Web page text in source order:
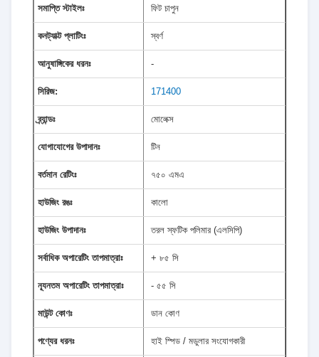
সমাপ্তি স্টাইলঃ ফিট চাপুন
কনট্যাক্ট প্লাটিংঃ স্বর্ণ
আনুষাঙ্গিকের ধরনঃ -
সিরিজ: 171400
ব্র্যান্ডঃ মোলেক্স
যোগাযোগের উপাদানঃ টিন
বর্তমান রেটিংঃ ৭৫০ এমএ
হাউজিং রঙঃ কালো
হাউজিং উপাদানঃ তরল স্ফটিক পলিমার (এলসিপি)
সর্বাধিক অপারেটিং তাপমাত্রাঃ + ৮৫ সি
ন্যূনতম অপারেটিং তাপমাত্রাঃ - ৫৫ সি
মাউন্ট কোণঃ ডান কোণ
পণ্যের ধরনঃ হাই স্পিড / মডুলার সংযোগকারী